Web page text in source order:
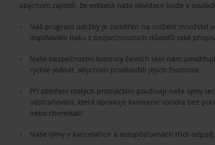
abychom zajistili, že veškerá naše likvidace bude v
Náš program údržby je zaměřen na snížení množství
doplňování tlaku z bezpečnostních důvodů také
Naše bezpečnostní kontroly čelních skel nám
rychle jednat, abychom prodloužili jejich životnost.
Při ošetření malých promáčklin používají naše týmy
odstraňování, která opravuje karoserie vozidla bez
nebo chemikálií.
Naše týmy v kancelářích a autopůjčovnách třídí